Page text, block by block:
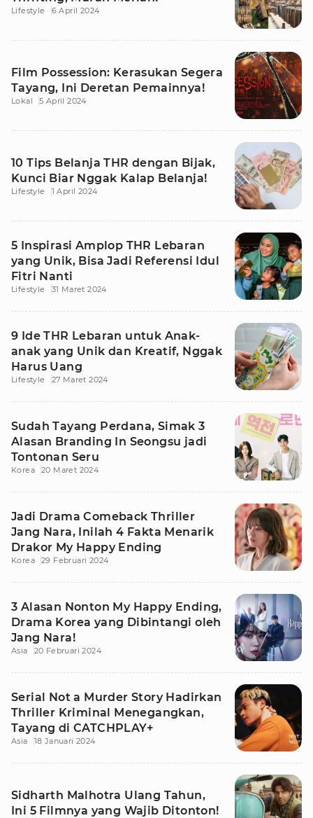
Lifestyle 6 April 2024
Film Possession: Kerasukan Segera
Tayang, Ini Deretan Pemainnya!
Lokal 5 April 2024
10 Tips Belanja THR dengan Bijak,
Kunci Biar Nggak Kalap Belanja!
Lifestyle 1 April 2024
5 Inspirasi Amplop THR Lebaran
yang Unik, Bisa Jadi Referensi Idul
Fitri Nanti
Lifestyle 31 Maret 2024
9 Ide THR Lebaran untuk Anak-
anak yang Unik dan Kreatif, Nggak
Harus Uang
Lifestyle 27 Maret 2024
Sudah Tayang Perdana, Simak 3
Alasan Branding In Seongsu jadi
Tontonan Seru
Korea 20 Maret 2024
Jadi Drama Comeback Thriller
Jang Nara, Inilah 4 Fakta Menarik
Drakor My Happy Ending
Korea 29 Februari 2024
3 Alasan Nonton My Happy Ending,
Drama Korea yang Dibintangi oleh
Jang Nara!
Asia 20 Februari 2024
Serial Not a Murder Story Hadirkan
Thriller Kriminal Menegangkan,
Tayang di CATCHPLAY+
Asia 18 Januari 2024
Sidharth Malhotra Ulang Tahun,
Ini 5 Filmnya yang Wajib Ditonton!